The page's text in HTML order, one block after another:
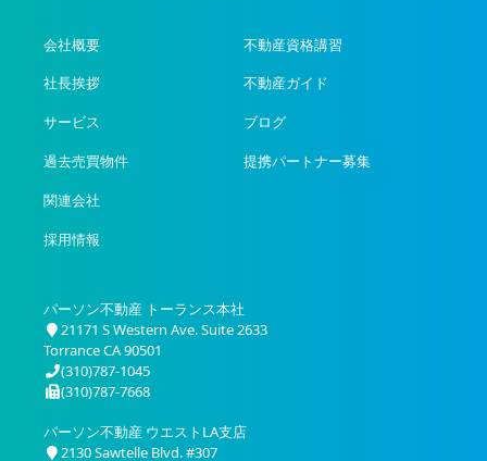
会社概要
社長挨拶
サービス
過去売買物件
関連会社
採用情報
不動産資格講習
不動産ガイド
ブログ
提携パートナー募集
パーソン不動産 トーランス本社
21171 S Western Ave. Suite 2633
Torrance CA 90501
(310)787-1045
(310)787-7668
パーソン不動産 ウエストLA支店
2130 Sawtelle Blvd. #307